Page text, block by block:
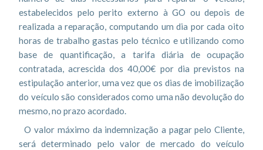
estabelecidos pelo perito externo à GO ou depois de
realizada a reparação, computando um dia por cada oito
horas de trabalho gastas pelo técnico e utilizando como
base de quantificação, a tarifa diária de ocupação
contratada, acrescida dos 40,00€ por dia previstos na
estipulação anterior, uma vez que os dias de imobilização
do veículo são considerados como uma não devolução do
mesmo, no prazo acordado.
O valor máximo da indemnização a pagar pelo Cliente,
será determinado pelo valor de mercado do veículo